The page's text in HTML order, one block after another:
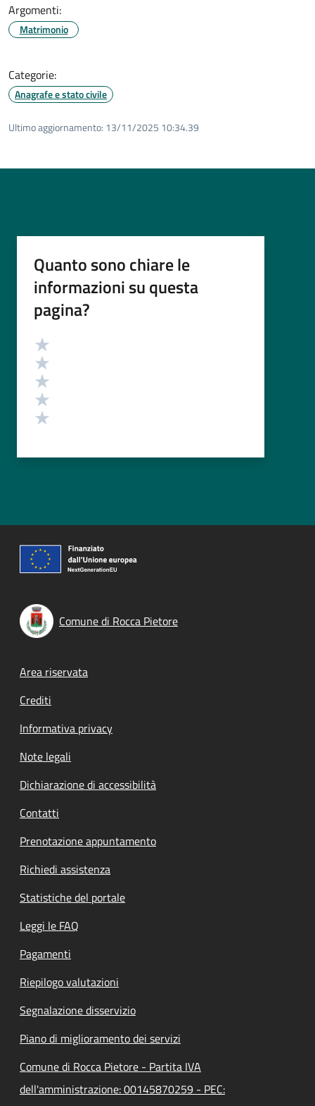
Argomenti:
Matrimonio
Categorie:
Anagrafe e stato civile
Ultimo aggiornamento: 13/11/2025 10:34.39
Quanto sono chiare le
informazioni su questa
pagina?
Valutazione
Comune di Rocca Pietore
Footer menu
Area riservata
Crediti
Informativa privacy
Note legali
Dichiarazione di accessibilità
Contatti
Prenotazione appuntamento
Richiedi assistenza
Statistiche del portale
Leggi le FAQ
Pagamenti
Riepilogo valutazioni
Segnalazione disservizio
Piano di miglioramento dei servizi
Comune di Rocca Pietore - Partita IVA
dell'amministrazione: 00145870259 - PEC: